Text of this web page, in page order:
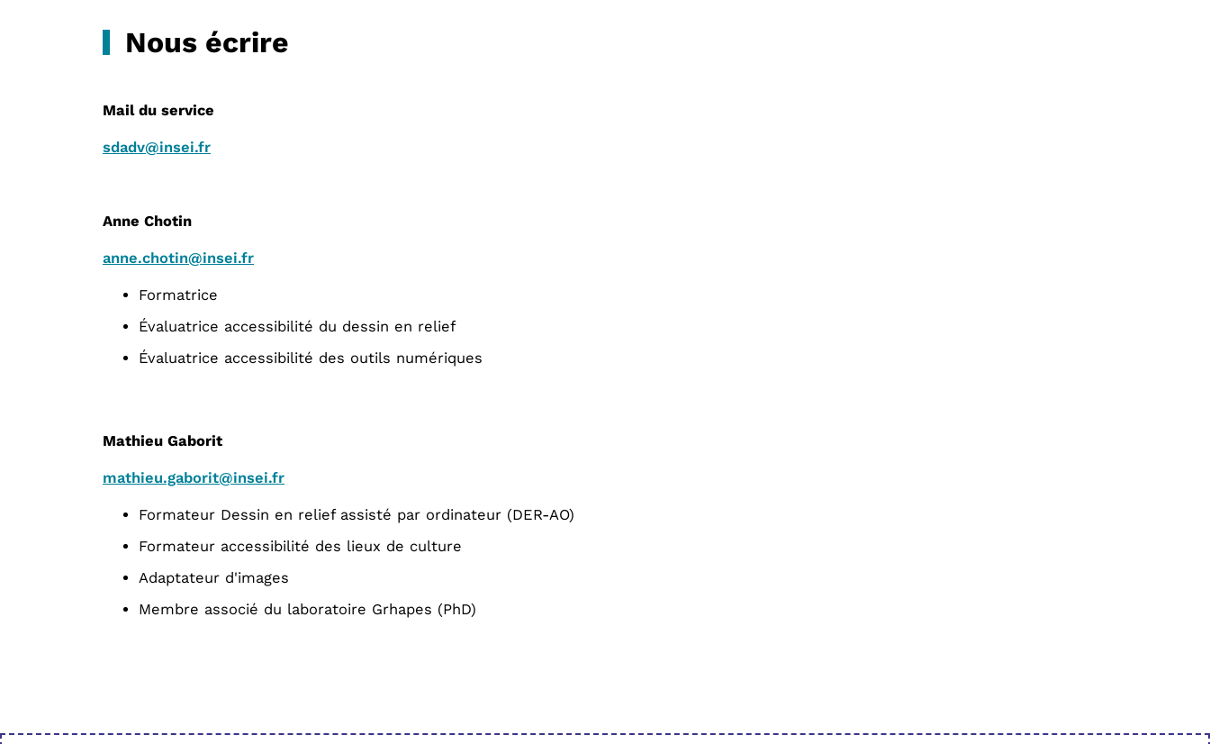
Nous écrire
Mail du service
sdadv@insei.fr
Anne Chotin
anne.chotin@insei.fr
Formatrice
Évaluatrice accessibilité du dessin en relief
Évaluatrice accessibilité des outils numériques
Mathieu Gaborit
mathieu.gaborit@insei.fr
Formateur Dessin en relief assisté par ordinateur (DER-AO)
Formateur accessibilité des lieux de culture
Adaptateur d'images
Membre associé du laboratoire Grhapes (PhD)